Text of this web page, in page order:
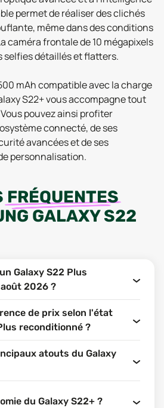
permet de réaliser des clichés
même dans des conditions
caméra frontale de 10 mégapixels
selfies détaillés et flatters.
mAh compatible avec la charge
S22+ vous accompagne tout
pouvez ainsi profiter
connecté, de ses
avancées et de ses
personnalisation.
FRÉQUENTES
GALAXY S22
Galaxy S22 Plus
2026 ?
de prix selon l'état
reconditionné ?
atouts du Galaxy
du Galaxy S22+ ?